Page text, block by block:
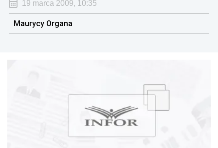
19 marca 2009, 10:35
Maurycy Organa